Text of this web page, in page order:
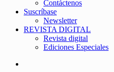
Contáctenos
Suscríbase
Newsletter
REVISTA DIGITAL
Revista digital
Ediciones Especiales